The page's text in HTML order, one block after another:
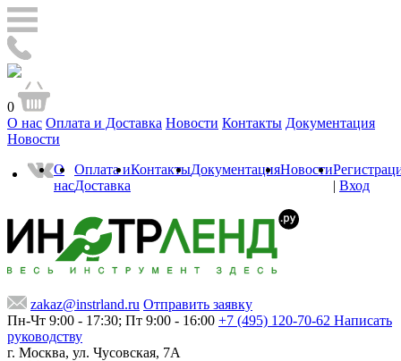
0
О нас Оплата и Доставка Новости Контакты Документация
Новости
О
нас
Оплата и
Доставка
КонтактыДокументацияНовости
| Вход
zakaz@instrland.ru Отправить заявку
Пн-Чт 9:00 - 17:30; Пт 9:00 - 16:00 +7 (495) 120-70-62 Написать
руководству
г. Москва, ул. Чусовская, 7А